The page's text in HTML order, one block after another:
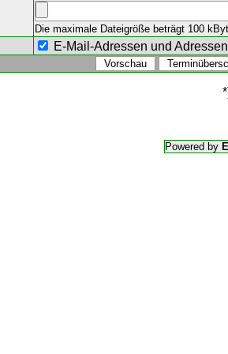
Die maximale Dateigröße beträgt 100
E-Mail-Adressen und
Powered by